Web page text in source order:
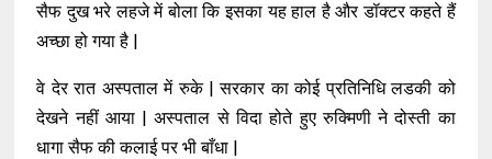
सैफ दुख भरे लहजे में बोला कि इसका यह हाल है और डॉक्टर कहते हैं
अच्छा हो गया है |
वे देर रात अस्पताल में रुके | सरकार का कोई प्रतिनिधि लडकी को
देखने नहीं आया | अस्पताल से विदा होते हुए रुक्मिणी ने दोस्ती का
धागा सैफ की कलाई पर भी बाँधा |